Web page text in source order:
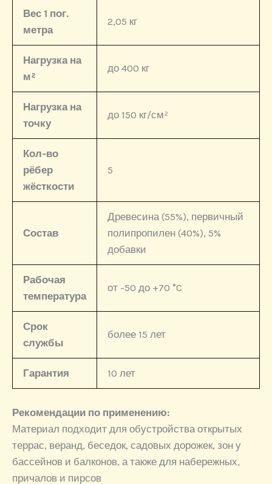
Вес 1 пог.
метра
2,05 кг
Нагрузка на
м²
до 400 кг
Нагрузка на
точку
до 150 кг/см²
Кол-во
рёбер
жёсткости
5
Состав
Древесина (55%), первичный
полипропилен (40%), 5%
добавки
Рабочая
температура
от -50 до +70 °C
Срок
службы
более 15 лет
Гарантия 10 лет
Рекомендации по применению:
Материал подходит для обустройства открытых
террас, веранд, беседок, садовых дорожек, зон у
бассейнов и балконов, а также для набережных,
причалов и пирсов